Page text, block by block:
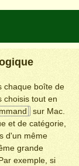
chaque boîte de
choisis tout en
sur Mac.
et de catégorie,
d'un même
grande
exemple, si